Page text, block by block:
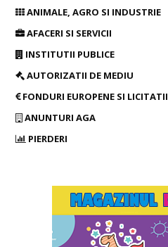
ANIMALE, AGRO SI INDUSTRIE
AFACERI SI SERVICII
INSTITUTII PUBLICE
AUTORIZATII DE MEDIU
FONDURI EUROPENE SI LICITATII
ANUNTURI AGA
PIERDERI